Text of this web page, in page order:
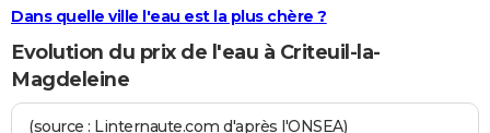
Dans quelle ville l'eau est la plus chère ?
Evolution du prix de l'eau à Criteuil-la-
Magdeleine
(source : Linternaute.com d'après l'ONSEA)